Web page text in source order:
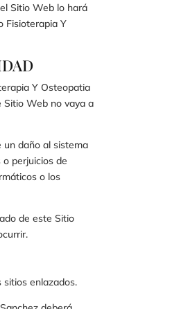
Sitio Web lo hará
Fisioterapia Y
Y Osteopatia
Sitio Web no vaya a
daño al sistema
perjuicios de
o los
de este Sitio
sitios enlazados.